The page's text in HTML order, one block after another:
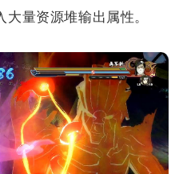
量资源堆输出属性。